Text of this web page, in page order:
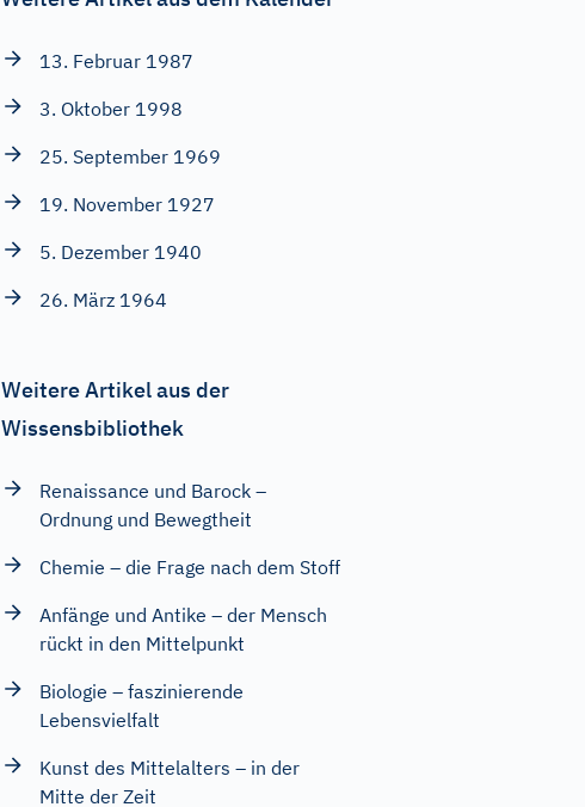
13. Februar 1987
3. Oktober 1998
25. September 1969
19. November 1927
5. Dezember 1940
26. März 1964
Weitere Artikel aus der
Wissensbibliothek
Renaissance und Barock –
Ordnung und Bewegtheit
Chemie – die Frage nach dem Stoff
Anfänge und Antike – der Mensch
rückt in den Mittelpunkt
Biologie – faszinierende
Lebensvielfalt
Kunst des Mittelalters – in der
Mitte der Zeit